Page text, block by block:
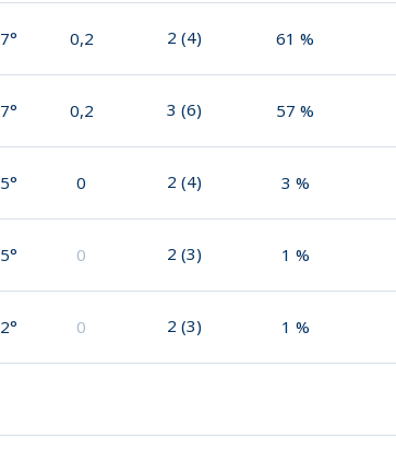
0,2 2 (4) 61 %
0,2 3 (6) 57 %
0 2 (4) 3 %
0 2 (3) 1 %
0 2 (3) 1 %